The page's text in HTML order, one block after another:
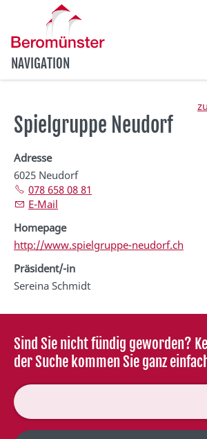
NAVIGATION
Spielgruppe Neudorf
Adresse
6025 Neudorf
078 658 08 81
E-Mail
Homepage
http://www.spielgruppe-neudorf.ch
Präsident/-in
Sereina Schmidt
Sind Sie nicht fündig geworden?
der Suche kommen Sie ganz